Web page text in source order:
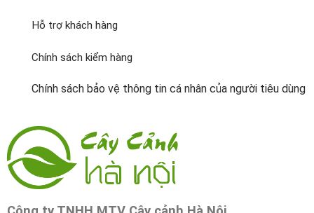
Hỗ trợ khách hàng
Chính sách kiểm hàng
Chính sách bảo vệ thông tin cá nhân của người tiêu dùng